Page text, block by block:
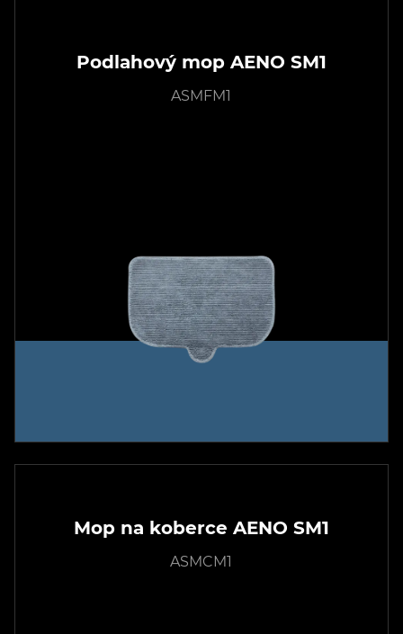
Podlahový mop AENO SM1
ASMFM1
Mop na koberce AENO SM1
ASMCM1